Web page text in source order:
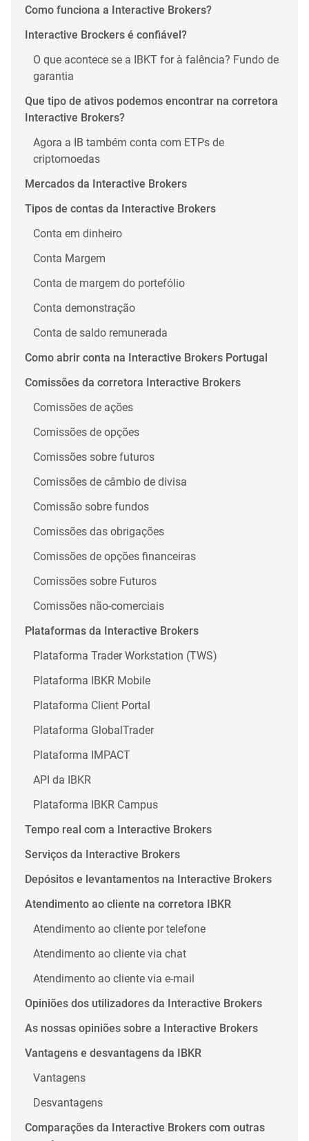
Como funciona a Interactive Brokers?
Interactive Brockers é confiável?
O que acontece se a IBKT for à falência? Fundo de
garantia
Que tipo de ativos podemos encontrar na corretora
Interactive Brokers?
Agora a IB também conta com ETPs de
criptomoedas
Mercados da Interactive Brokers
Tipos de contas da Interactive Brokers
Conta em dinheiro
Conta Margem
Conta de margem do portefólio
Conta demonstração
Conta de saldo remunerada
Como abrir conta na Interactive Brokers Portugal
Comissões da corretora Interactive Brokers
Comissões de ações
Comissões de opções
Comissões sobre futuros
Comissões de câmbio de divisa
Comissão sobre fundos
Comissões das obrigações
Comissões de opções financeiras
Comissões sobre Futuros
Comissões não-comerciais
Plataformas da Interactive Brokers
Plataforma Trader Workstation (TWS)
Plataforma IBKR Mobile
Plataforma Client Portal
Plataforma GlobalTrader
Plataforma IMPACT
API da IBKR
Plataforma IBKR Campus
Tempo real com a Interactive Brokers
Serviços da Interactive Brokers
Depósitos e levantamentos na Interactive Brokers
Atendimento ao cliente na corretora IBKR
Atendimento ao cliente por telefone
Atendimento ao cliente via chat
Atendimento ao cliente via e-mail
Opiniões dos utilizadores da Interactive Brokers
As nossas opiniões sobre a Interactive Brokers
Vantagens e desvantagens da IBKR
Vantagens
Desvantagens
Comparações da Interactive Brokers com outras